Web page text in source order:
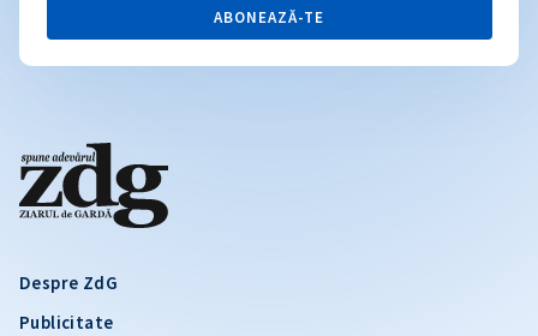
Despre ZdG
Publicitate
ABONEAZĂ-TE